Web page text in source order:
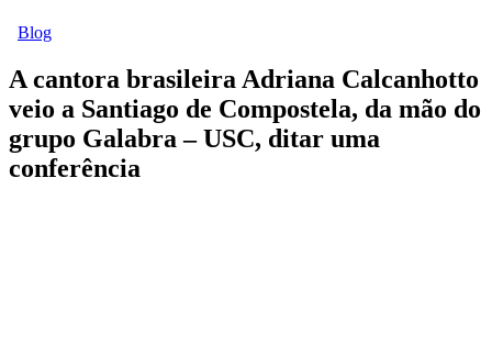
Blog
A cantora brasileira Adriana Calcanhotto
veio a Santiago de Compostela, da mão do
grupo Galabra – USC, ditar uma
conferência